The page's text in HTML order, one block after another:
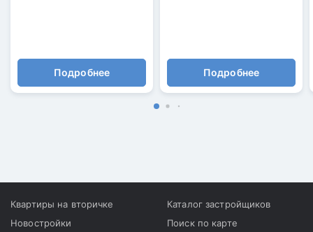
Подробнее Подробнее
Квартиры на вторичке
Новостройки
Каталог застройщиков
Поиск по карте